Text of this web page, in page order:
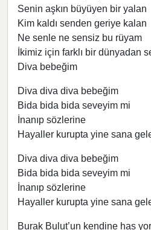
Senin aşkın büyüyen bir yalan
Kim kaldı senden geriye kalan
Ne senle ne sensiz bu rüyam
İkimiz için farklı bir dünyadan
Diva bebeğim
Diva diva diva bebeğim
Bida bida bida seveyim mi
İnanıp sözlerine
Hayaller kurupta yine sana
Diva diva diva bebeğim
Bida bida bida seveyim mi
İnanıp sözlerine
Hayaller kurupta yine sana
Burak Bulut’un kendine has